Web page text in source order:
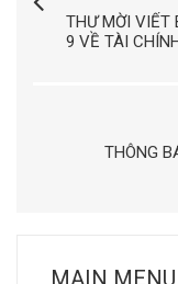
THƯ MỜI VIẾT
9 VỀ TÀI
THÔNG
MAIN MENU